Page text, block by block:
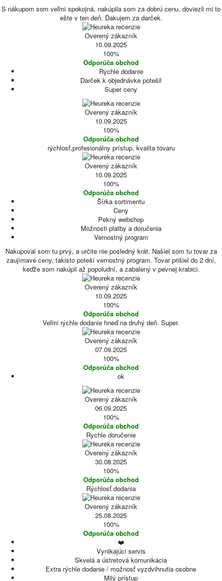
S nákupom som veľmi spokojná, nakúpila som za dobrú cenu, doviezli mi to
ešte v ten deň. Ďakujem za darček.
Overený zákazník
10.09.2025
100%
Odporúča obchod
Rýchle dodanie
Darček k objednávke potešil
Super ceny
Overený zákazník
10.09.2025
100%
Odporúča obchod
rýchlosť,profesionálny prístup, kvalita tovaru
Overený zákazník
10.09.2025
100%
Odporúča obchod
Šírka sortimentu
Ceny
Pekný webshop
Možnosti platby a doručenia
Vernostný program
Nakupoval som tu prvý, a určite nie posledný krát. Našiel som tu tovar za
zaujímavé ceny, takisto poteší vernostný program. Tovar prišiel do 2 dní,
keďže som nakúpil až popoludní, a zabalený v pevnej krabici.
Overený zákazník
10.09.2025
100%
Odporúča obchod
Veľmi rýchle dodanie hneď na druhý deň. Super.
Overený zákazník
07.09.2025
100%
Odporúča obchod
ok
Overený zákazník
06.09.2025
100%
Odporúča obchod
Rychle doručenie
Overený zákazník
30.08.2025
100%
Odporúča obchod
Rýchlosť dodania
Overený zákazník
25.08.2025
100%
Odporúča obchod
❤️
Vynikajúci servis
Skvelá a ústretová komunikácia
Extra rýchle dodanie / možnosť vyzdvihnutia osobne
Milý prístup